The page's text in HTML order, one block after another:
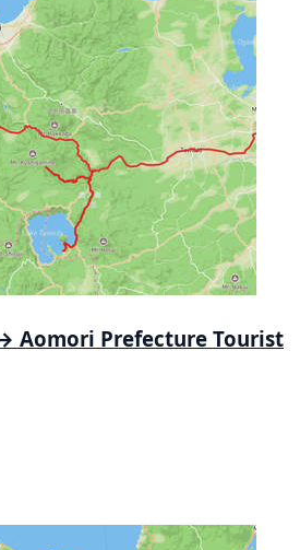
Aomori Prefecture Tourist